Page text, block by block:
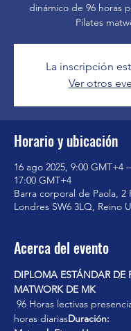
dinámico de 96 horas
Pilates
La inscripción
Ver otros
Horario y ubicación
16 ago 2025, 9:00 GMT+4
17:00 GMT+4
Barra corporal de Paola, 2
Londres SW6 3LQ, Reino
Acerca del evento
DIPLOMA ESTÁNDAR DE
MATWORK DE MK
horas diariasDuración: